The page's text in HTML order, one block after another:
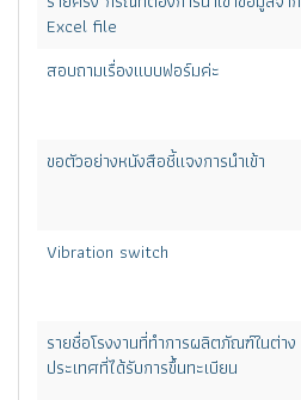
Excel file
สอบถามเรื่องแบบฟอร์มค่ะ
ขอตัวอย่างหนังสือชี้แจงการนำเข้า
Vibration switch
รายชื่อโรงงานที่ทำการผลิตภัณฑ์ในต่าง
ประเทศที่ได้รับการขึ้นทะเบียน